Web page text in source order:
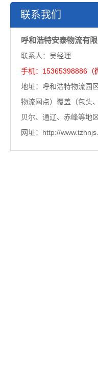
联系我们
呼和浩特安泰物流有
联系人：吴经理
手机：15365398886（
地址：呼和浩特物流园
物流网点）覆盖（包头
贝尔、通辽、赤峰等地
网址：http://